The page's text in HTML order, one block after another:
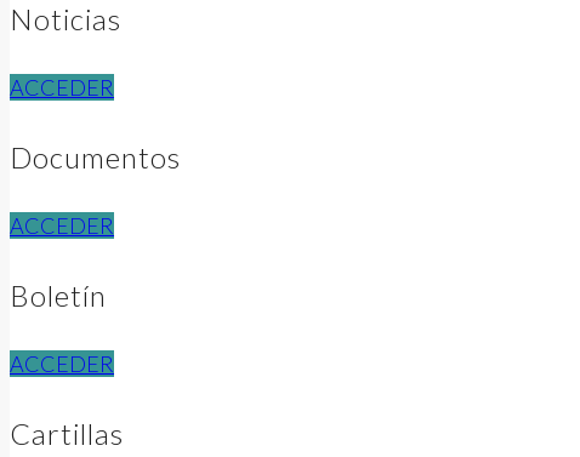
Noticias
ACCEDER
Documentos
ACCEDER
Boletín
ACCEDER
Cartillas